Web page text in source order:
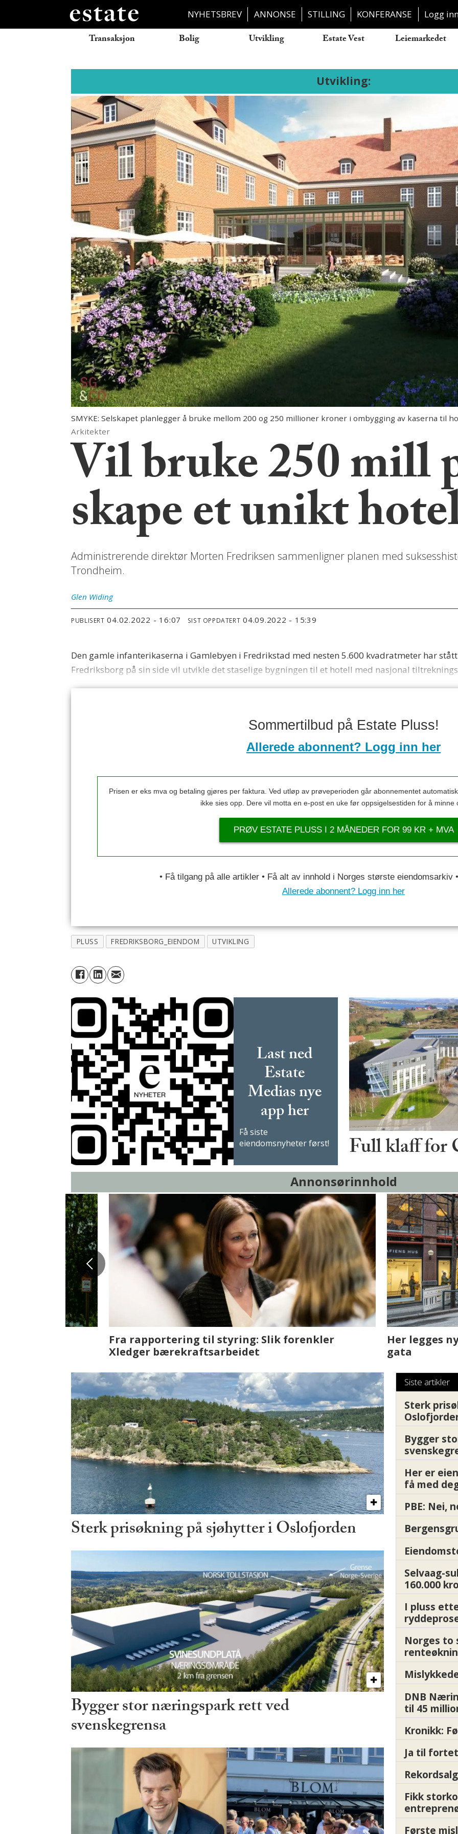
NYHETSBREV ANNONSE STILLING KONFERANSE Logg
Transaksjon Bolig Utvikling Estate Vest Leiemarkedet
Utvikling:
SMYKE: Selskapet planlegger å bruke mellom 200 og 250 millioner kroner i ombygging av kaserna til
Arkitekter
Vil bruke 250 mill
skape et unikt
Administrerende direktør Morten Fredriksen sammenligner planen med
Trondheim.
Glen Widing
PUBLISERT 04.02.2022 - 16:07 SIST OPPDATERT 04.09.2022 - 15:39
Den gamle infanterikaserna i Gamlebyen i Fredrikstad med nesten 5.600 kvadratmeter har
Fredriksborg på sin side vil utvikle det staselige bygningen til et hotell med nasjonal
Sommertilbud på Estate Pluss!
Allerede abonnent? Logg inn her
Prisen er eks mva og betaling gjøres per faktura. Ved utløp av prøveperioden går abonnementet
ikke sies opp. Dere vil motta en e-post en uke før oppsigelsestiden for å minne
PRØV ESTATE PLUSS I 2 MÅNEDER FOR 99 KR + MVA
• Få tilgang på alle artikler • Få alt av innhold i Norges største eiendomsarkiv
Allerede abonnent? Logg inn her
PLUSS FREDRIKSBORG_EIENDOM UTVIKLING
Last ned
Estate
Medias nye
app her
Få siste
eiendomsnyheter først!
Full klaff for
Annonsørinnhold
Fenistra endrer eiendomsbransjen med AI. Slik
ser vi på fremtiden
Det er i Drammen
Sterk prisøkning på sjøhytter i Oslofjorden
Bygger stor næringspark rett ved
svenskegrensa
Siste artikler
Sterk
Bygger
Her er
få med
PBE: Nei,
Selvaag-
160.000
I pluss
Norges to
DNB
til 45
Kronikk:
Ja til
Fikk
Første